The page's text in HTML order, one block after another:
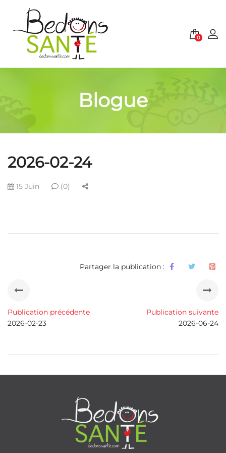
0
Blogue
2026-02-24
15 Juin (0)
Partager la publication :
Publication précédente
2026-02-23
Publication suivante
2026-06-24